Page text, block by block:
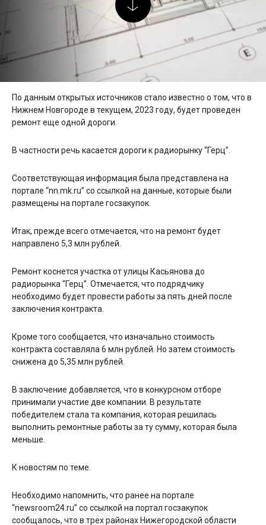
По данным открытых источников стало известно о том, что в
Нижнем Новгороде в текущем, 2023 году, будет проведен
ремонт еще одной дороги.
В частности речь касается дороги к радиорынку “Герц”.
Соответствующая информация была представлена на
портале “nn.mk.ru” со ссылкой на данные, которые были
размещены на портале госзакупок.
Итак, прежде всего отмечается, что на ремонт будет
направлено 5,3 млн рублей.
Ремонт коснется участка от улицы Касьянова до
радиорынка “Герц”. Отмечается, что подрядчику
необходимо будет провести работы за пять дней после
заключения контракта.
Кроме того сообщается, что изначально стоимость
контракта составляла 6 млн рублей. Но затем стоимость
снижена до 5,35 млн рублей.
В заключение добавляется, что в конкурсном отборе
принимали участие две компании. В результате
победителем стала та компания, которая решилась
выполнить ремонтные работы за ту сумму, которая была
меньше.
К новостям по теме.
Необходимо напомнить, что ранее на портале
“newsroom24.ru” со ссылкой на портал госзакупок
сообщалось, что в трех районах Нижегородской области